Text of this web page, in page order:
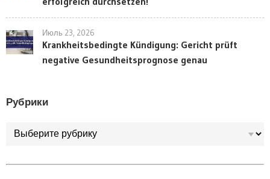
Июль 23, 2026
Krankheitsbedingte Kündigung: Gericht prüft
negative Gesundheitsprognose genau
Рубрики
Рубрики